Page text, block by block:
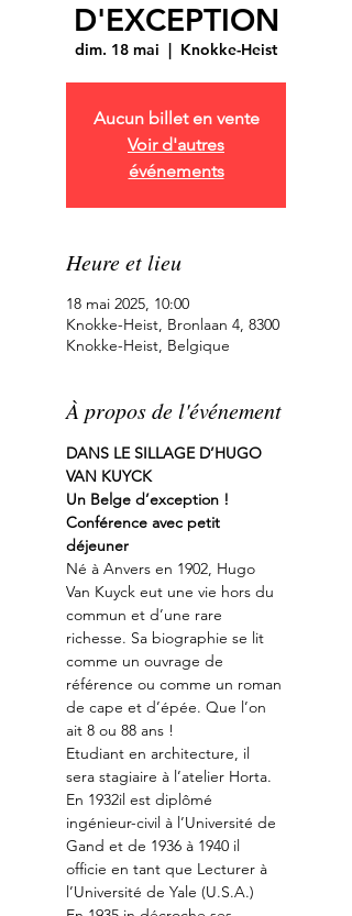
D'EXCEPTION
dim. 18 mai
  |
Knokke-Heist
Aucun billet en vente
Voir d'autres
événements
Heure et lieu
18 mai 2025, 10:00
Knokke-Heist, Bronlaan 4, 8300
Knokke-Heist, Belgique
À propos de l'événement
DANS LE SILLAGE D’HUGO
VAN KUYCK
Un Belge d’exception !
Conférence avec petit
déjeuner
Né à Anvers en 1902, Hugo
Van Kuyck eut une vie hors du
commun et d’une rare
richesse. Sa biographie se lit
comme un ouvrage de
référence ou comme un roman
de cape et d’épée. Que l’on
ait 8 ou 88 ans !
Etudiant en architecture, il
sera stagiaire à l’atelier Horta.
En 1932il est diplômé
ingénieur-civil à l’Université de
Gand et de 1936 à 1940 il
officie en tant que Lecturer à
l’Université de Yale (U.S.A.)